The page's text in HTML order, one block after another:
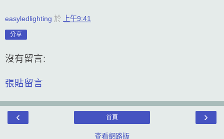
easyledlighting 於 上午9:41
分享
沒有留言:
張貼留言
‹ ›
首頁
查看網路版